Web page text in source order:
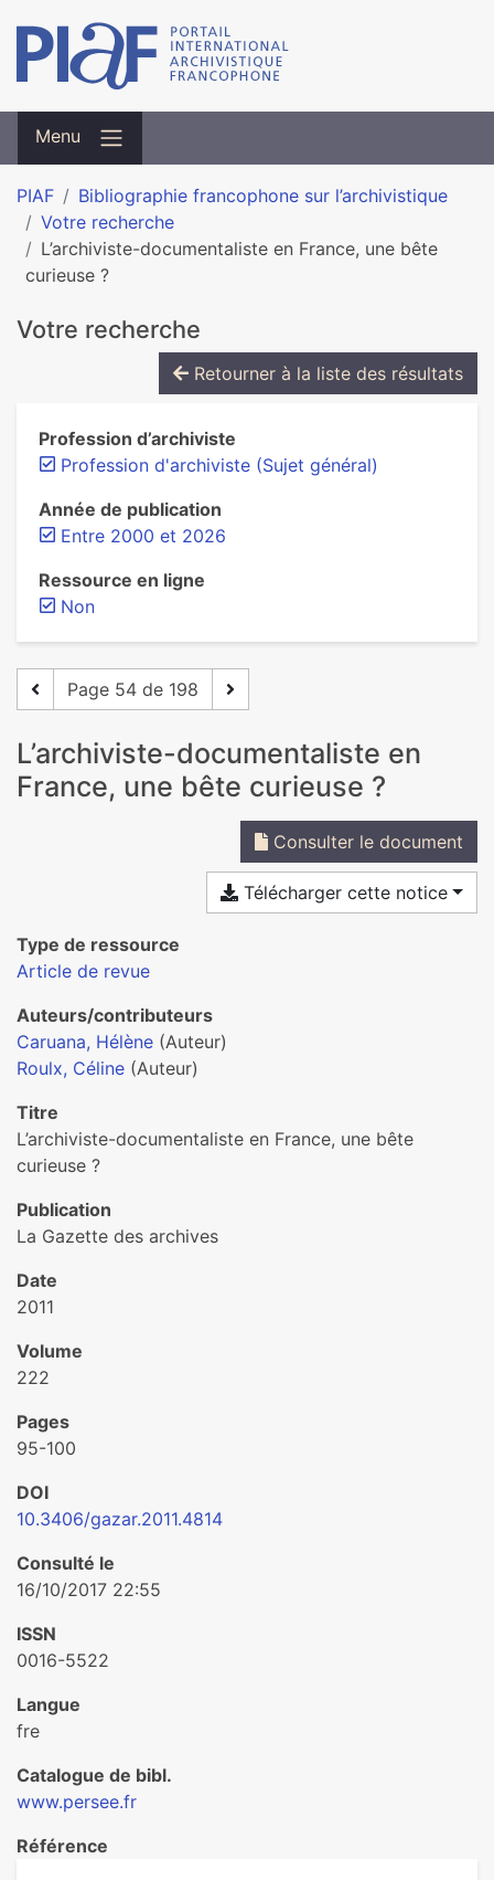
Menu
PIAF
Bibliographie francophone sur l’archivistique
Votre recherche
L’archiviste-documentaliste en France, une bête
curieuse ?
Votre recherche
Retourner à la liste des résultats
Profession d’archiviste
Profession d'archiviste (Sujet général)
Année de publication
Entre 2000 et 2026
Ressource en ligne
Non
Page 54 de 198
L’archiviste-documentaliste en
France, une bête curieuse ?
Consulter le document
Télécharger cette notice
Type de ressource
Article de revue
Auteurs/contributeurs
Caruana, Hélène (Auteur)
Roulx, Céline (Auteur)
Titre
L’archiviste-documentaliste en France, une bête
curieuse ?
Publication
La Gazette des archives
Date
2011
Volume
222
Pages
95-100
DOI
10.3406/gazar.2011.4814
Consulté le
16/10/2017 22:55
ISSN
0016-5522
Langue
fre
Catalogue de bibl.
www.persee.fr
Référence